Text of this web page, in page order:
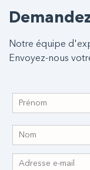
Notre équipe
Envoyez-nous